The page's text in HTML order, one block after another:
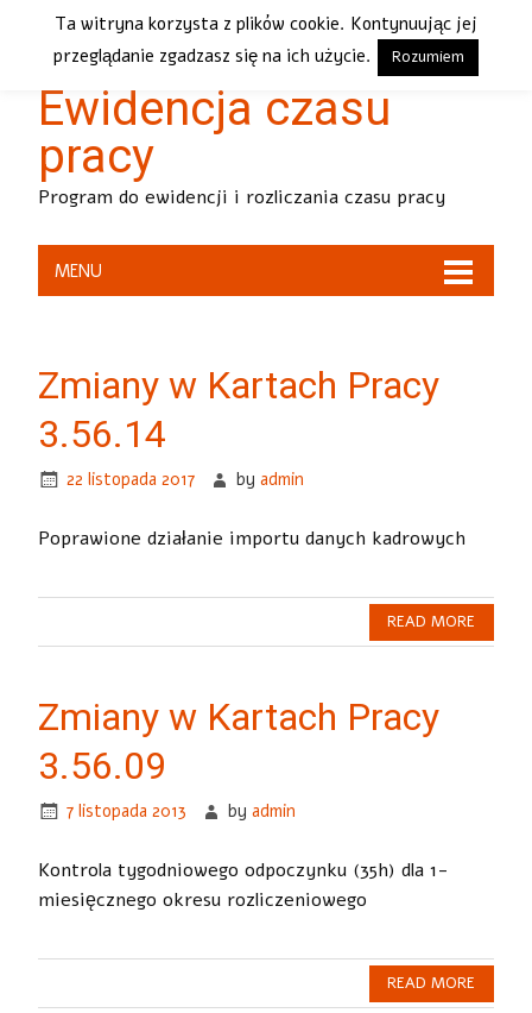
Karty Pracy 2+2 –
Ewidencja czasu
pracy
Program do ewidencji i rozliczania czasu pracy
MENU
Zmiany w Kartach Pracy
3.56.14
22 listopada 2017 byadmin
Poprawione działanie importu danych kadrowych
READ MORE
Zmiany w Kartach Pracy
3.56.09
7 listopada 2013 byadmin
Kontrola tygodniowego odpoczynku (35h) dla 1-
miesięcznego okresu rozliczeniowego
READ MORE
Ta witryna korzysta z plików cookie. Kontynuując jej
przeglądanie zgadzasz się na ich użycie.
Rozumiem